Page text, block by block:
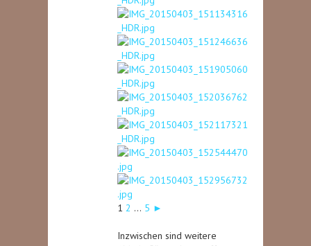
1 2 ... 5 ►
Inzwischen sind weitere